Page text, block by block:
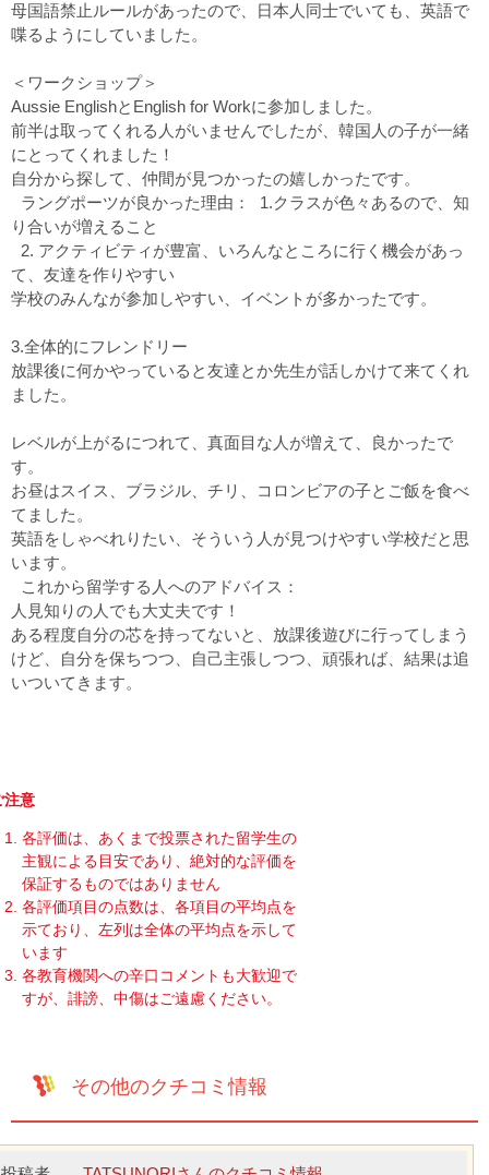
母国語禁止ルールがあったので、日本人同士でいても、英語で
喋るようにしていました。
＜ワークショップ＞
Aussie EnglishとEnglish for Workに参加しました。
前半は取ってくれる人がいませんでしたが、韓国人の子が一緒
にとってくれました！
自分から探して、仲間が見つかったの嬉しかったです。
ラングポーツが良かった理由： 1.クラスが色々あるので、知
り合いが増えること
2. アクティビティが豊富、いろんなところに行く機会があっ
て、友達を作りやすい
学校のみんなが参加しやすい、イベントが多かったです。
3.全体的にフレンドリー
放課後に何かやっていると友達とか先生が話しかけて来てくれ
ました。
レベルが上がるにつれて、真面目な人が増えて、良かったで
す。
お昼はスイス、ブラジル、チリ、コロンビアの子とご飯を食べ
てました。
英語をしゃべれりたい、そういう人が見つけやすい学校だと思
います。
これから留学する人へのアドバイス：
人見知りの人でも大丈夫です！
ある程度自分の芯を持ってないと、放課後遊びに行ってしまう
けど、自分を保ちつつ、自己主張しつつ、頑張れば、結果は追
いついてきます。
注意
各評価は、あくまで投票された留学生の
主観による目安であり、絶対的な評価を
保証するものではありません
各評価項目の点数は、各項目の平均点を
示ており、左列は全体の平均点を示して
います
各教育機関への辛口コメントも大歓迎で
すが、誹謗、中傷はご遠慮ください。
その他のクチコミ情報